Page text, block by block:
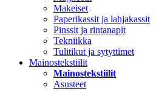
Makeiset
Paperikassit ja lahjakassit
Pinssit ja rintanapit
Tekniikka
Tulitikut ja sytyttimet
Mainostekstiilit
Mainostekstiilit
Asusteet